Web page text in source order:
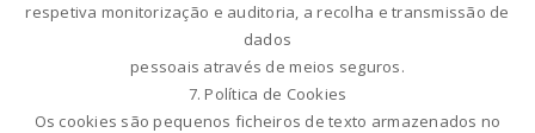
respetiva monitorização e auditoria, a recolha e transmissão de
dados
pessoais através de meios seguros.
7. Política de Cookies
Os cookies são pequenos ficheiros de texto armazenados no